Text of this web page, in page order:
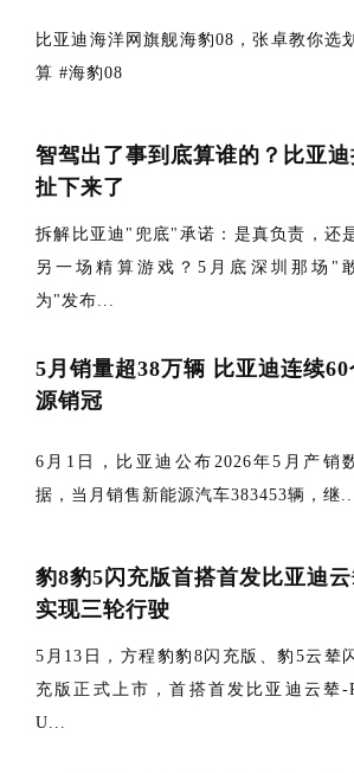
比亚迪海洋网旗舰海豹08，张卓教你选划
算 #海豹08
智驾出了事到底算谁的？比亚
扯下来了
拆解比亚迪"兜底"承诺：是真负责，还
另一场精算游戏？5月底深圳那场"
为"发布...
5月销量超38万辆 比亚迪连续
源销冠
6月1日，比亚迪公布2026年5月产销
据，当月销售新能源汽车383453辆，继
豹8豹5闪充版首搭首发比亚迪
实现三轮行驶
5月13日，方程豹豹8闪充版、豹5云辇
充版正式上市，首搭首发比亚迪云辇-
U...